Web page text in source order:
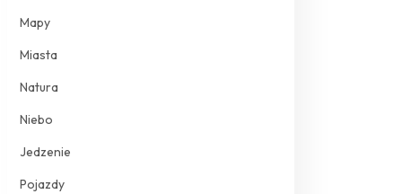
Mapy
Miasta
Natura
Niebo
Jedzenie
Pojazdy